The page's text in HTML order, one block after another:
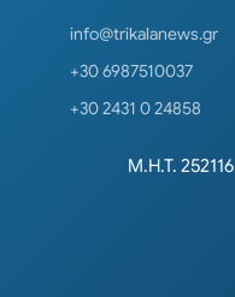
info@trikalanews.gr
+30 6987510037
+30 2431 0 24858
Μ.Η.Τ. 252116